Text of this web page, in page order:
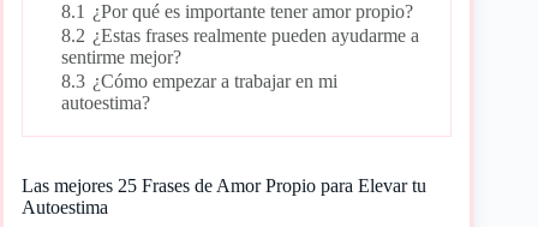
8.1 ¿Por qué es importante tener amor propio?
8.2 ¿Estas frases realmente pueden ayudarme a
sentirme mejor?
8.3 ¿Cómo empezar a trabajar en mi
autoestima?
Las mejores 25 Frases de Amor Propio para Elevar tu
Autoestima